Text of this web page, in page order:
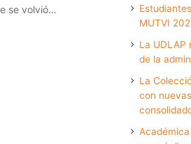
se volvió…
MUTVI
La UDLAP
de la
La
con